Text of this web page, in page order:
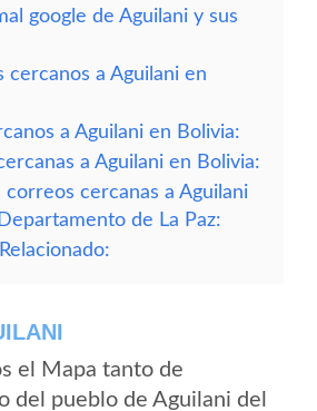
google de Aguilani y sus
cercanos a Aguilani en
a Aguilani en Bolivia:
a Aguilani en Bolivia:
correos cercanas a Aguilani
de La Paz:
el Mapa tanto de
del pueblo de Aguilani del